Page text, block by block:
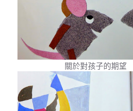
關於對孩子的期望